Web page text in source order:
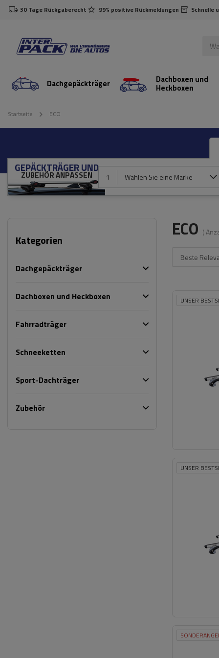
30 Tage Rückgaberecht 99% positive Rückmeldungen Schnelle
Dachgepäckträger Dachboxen und
Heckboxen
Startseite ECO
GEPÄCKTRÄGER UND
ZUBEHÖR ANPASSEN 1 Wählen Sie eine Marke
Kategorien
Dachgepäckträger
Dachboxen und Heckboxen
Fahrradträger
Schneeketten
Sport-Dachträger
Zubehör
ECO (
Beste
UNSER
UNSER